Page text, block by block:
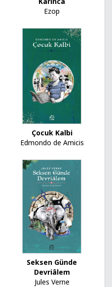
Ezop
Çocuk Kalbi
Edmondo de Amicis
Seksen Günde
Devriâlem
Jules Verne